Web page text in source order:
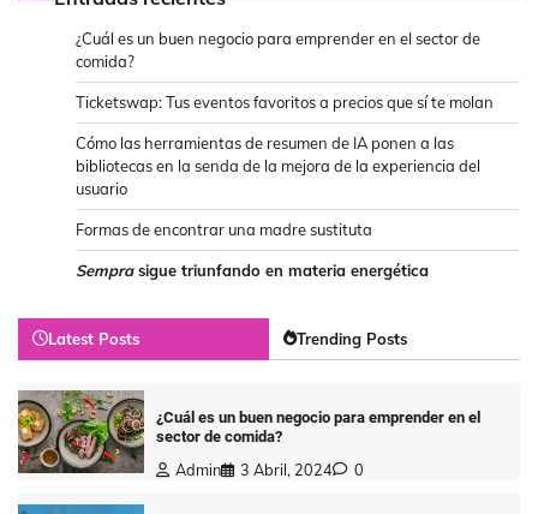
¿Cuál es un buen negocio para emprender en el sector de
comida?
Ticketswap: Tus eventos favoritos a precios que sí te molan
Cómo las herramientas de resumen de IA ponen a las
bibliotecas en la senda de la mejora de la experiencia del
usuario
Formas de encontrar una madre sustituta
Semprasigue triunfando en materia energética
Latest Posts Trending Posts
¿Cuál es un buen negocio para emprender en el
sector de comida?
Admin 3 Abril, 2024 0